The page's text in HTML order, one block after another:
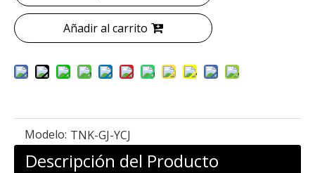
Añadir al carrito
Modelo: TNK-GJ-YCJ
Descripción del Producto